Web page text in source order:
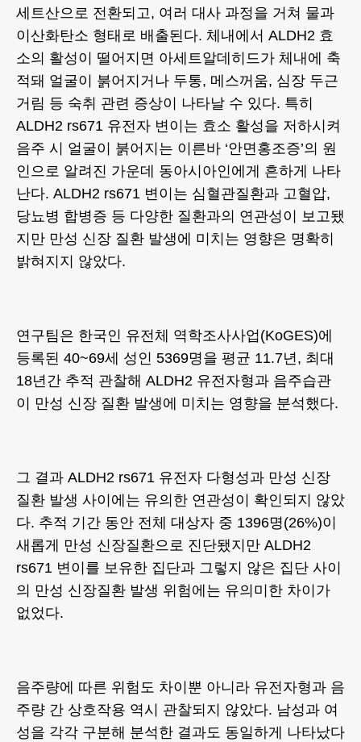
세트산으로 전환되고, 여러 대사 과정을 거쳐 물과
이산화탄소 형태로 배출된다. 체내에서 ALDH2 효
소의 활성이 떨어지면 아세트알데히드가 체내에 축
적돼 얼굴이 붉어지거나 두통, 메스꺼움, 심장 두근
거림 등 숙취 관련 증상이 나타날 수 있다. 특히
ALDH2 rs671 유전자 변이는 효소 활성을 저하시켜
음주 시 얼굴이 붉어지는 이른바 ‘안면홍조증’의 원
인으로 알려진 가운데 동아시아인에게 흔하게 나타
난다. ALDH2 rs671 변이는 심혈관질환과 고혈압,
당뇨병 합병증 등 다양한 질환과의 연관성이 보고됐
지만 만성 신장 질환 발생에 미치는 영향은 명확히
밝혀지지 않았다.
연구팀은 한국인 유전체 역학조사사업(KoGES)에
등록된 40~69세 성인 5369명을 평균 11.7년, 최대
18년간 추적 관찰해 ALDH2 유전자형과 음주습관
이 만성 신장 질환 발생에 미치는 영향을 분석했다.
그 결과 ALDH2 rs671 유전자 다형성과 만성 신장
질환 발생 사이에는 유의한 연관성이 확인되지 않았
다. 추적 기간 동안 전체 대상자 중 1396명(26%)이
새롭게 만성 신장질환으로 진단됐지만 ALDH2
rs671 변이를 보유한 집단과 그렇지 않은 집단 사이
의 만성 신장질환 발생 위험에는 유의미한 차이가
없었다.
음주량에 따른 위험도 차이뿐 아니라 유전자형과 음
주량 간 상호작용 역시 관찰되지 않았다. 남성과 여
성을 각각 구분해 분석한 결과도 동일하게 나타났다